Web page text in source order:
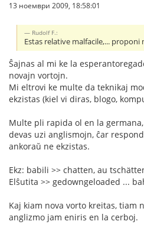
13 ноември 2009, 18:58:01
Rudolf F.:
Estas relative malfacile,...
Ŝajnas al mi ke la
novajn vortojn.
Mi eltrovi ke multe da teknikaj
ekzistas (kiel vi diras, blogo,
Multe pli rapida ol en la
devas uzi anglismojn, ĉar
ankoraŭ ne ekzistas.
Ekz: babili >> chatten, au
Elŝutita >> gedowngeloaded ...
Kaj kiam nova vorto kreitas, tiam
anglizmo jam eniris en la cerboj.